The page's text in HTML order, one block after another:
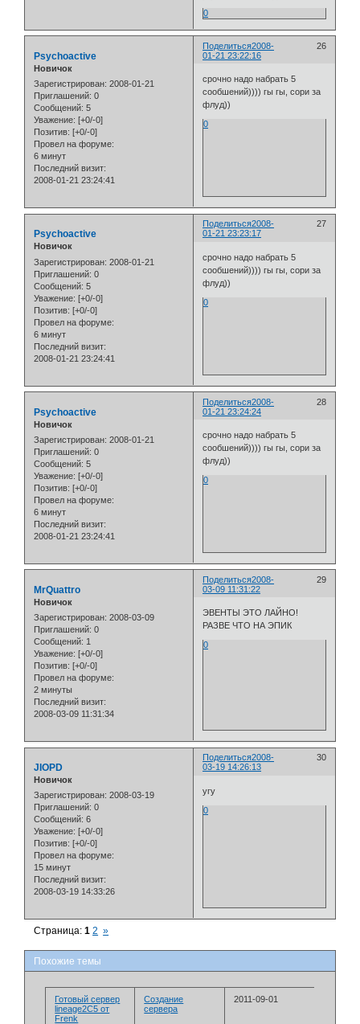
0
Поделиться 26
2008-
01-21 23:22:16
Psychoactive
Новичок
Зарегистрирован: 2008-01-21
Приглашений: 0
Сообщений: 5
Уважение: [+0/-0]
Позитив: [+0/-0]
Провел на форуме:
6 минут
Последний визит:
2008-01-21 23:24:41
срочно надо набрать 5
сообшений)))) гы гы, сори за
флуд))
0
Поделиться 27
2008-
01-21 23:23:17
Psychoactive
Новичок
Зарегистрирован: 2008-01-21
Приглашений: 0
Сообщений: 5
Уважение: [+0/-0]
Позитив: [+0/-0]
Провел на форуме:
6 минут
Последний визит:
2008-01-21 23:24:41
срочно надо набрать 5
сообшений)))) гы гы, сори за
флуд))
0
Поделиться 28
2008-
01-21 23:24:24
Psychoactive
Новичок
Зарегистрирован: 2008-01-21
Приглашений: 0
Сообщений: 5
Уважение: [+0/-0]
Позитив: [+0/-0]
Провел на форуме:
6 минут
Последний визит:
2008-01-21 23:24:41
срочно надо набрать 5
сообшений)))) гы гы, сори за
флуд))
0
Поделиться 29
2008-
03-09 11:31:22
MrQuattro
Новичок
Зарегистрирован: 2008-03-09
Приглашений: 0
Сообщений: 1
Уважение: [+0/-0]
Позитив: [+0/-0]
Провел на форуме:
2 минуты
Последний визит:
2008-03-09 11:31:34
ЭВЕНТЫ ЭТО ЛАЙНО!
РАЗВЕ ЧТО НА ЭПИК
0
Поделиться 30
2008-
03-19 14:26:13
JIOPD
Новичок
Зарегистрирован: 2008-03-19
Приглашений: 0
Сообщений: 6
Уважение: [+0/-0]
Позитив: [+0/-0]
Провел на форуме:
15 минут
Последний визит:
2008-03-19 14:33:26
угу
0
Страница:1 2 »
Похожие темы
Готовый сервер
lineage2C5 от
Frenk
Создание
сервера
2011-09-01